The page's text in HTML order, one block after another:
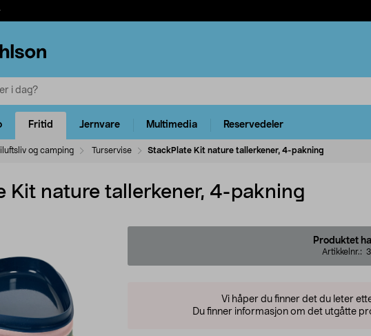
Fritid Jernvare Multimedia Reservedeler
og camping Turservise StackPlate Kit nature tallerkener, 4-pakning
Kit nature tallerkener, 4-pakning
Produktet
Artikkelnr.:
Vi håper du finner det du leter
Du finner informasjon om det utgåtte